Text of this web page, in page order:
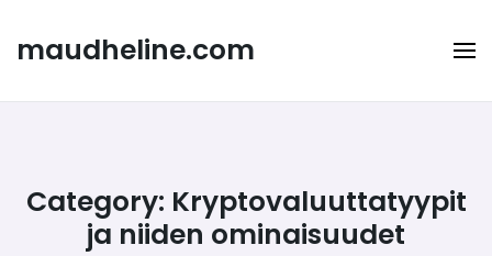
content
maudheline.com
Category: Kryptovaluuttatyypit
ja niiden ominaisuudet